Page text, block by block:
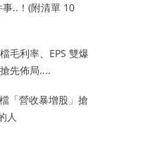
..！(附清單 10
毛利率、EPS 雙爆
先佈局....
「營收暴增股」搶
人